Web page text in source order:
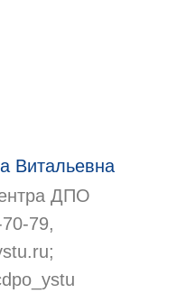
Витальевна
ДПО
79,